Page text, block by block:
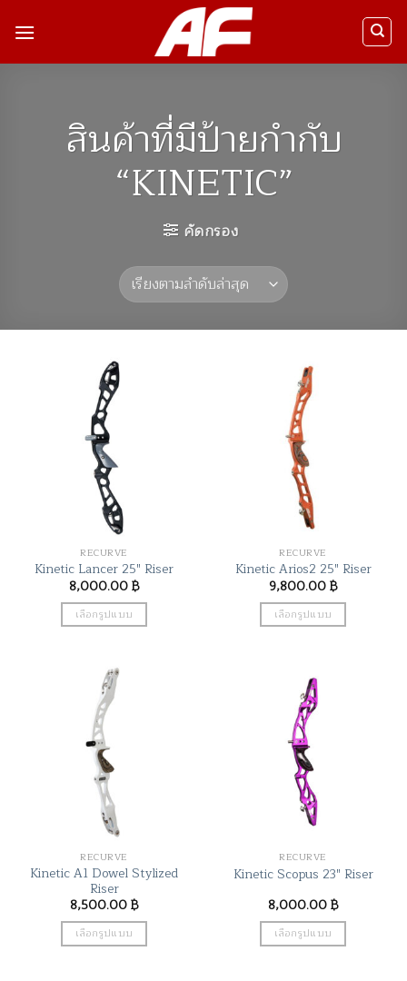
สินค้าที่มีป้ายกำกับ
“KINETIC”
คัดกรอง
RECURVE
Kinetic Lancer 25″ Riser
8,000.00฿
เลือกรูปแบบ
has
multiple
variants.
The
options
may
be
chosen
on
product
page
RECURVE
Kinetic Arios2 25″ Riser
9,800.00฿
เลือกรูปแบบ
has
multiple
variants.
The
options
may
be
chosen
on
product
page
RECURVE
Kinetic A1 Dowel Stylized
Riser
8,500.00฿
เลือกรูปแบบ
RECURVE
Kinetic Scopus 23″ Riser
8,000.00฿
เลือกรูปแบบ